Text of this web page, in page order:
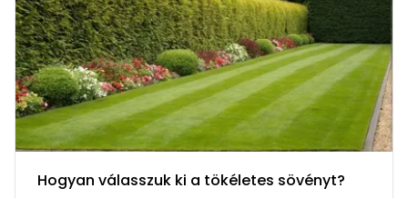
Hogyan válasszuk ki a tökéletes sövényt?